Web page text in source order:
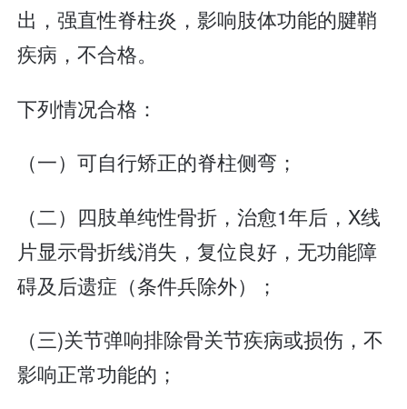
出，强直性脊柱炎，影响肢体功能的腱鞘
疾病，不合格。
下列情况合格：
（一）可自行矫正的脊柱侧弯；
（二）四肢单纯性骨折，治愈1年后，X线
片显示骨折线消失，复位良好，无功能障
碍及后遗症（条件兵除外）；
（三)关节弹响排除骨关节疾病或损伤，不
影响正常功能的；